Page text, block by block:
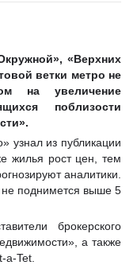
«Верхних
ветки метро не
на увеличение
поблизости
узнал из публикации
жилья рост цен, тем
аналитики.
поднимется выше 5
брокерского
а также
a-Tet.